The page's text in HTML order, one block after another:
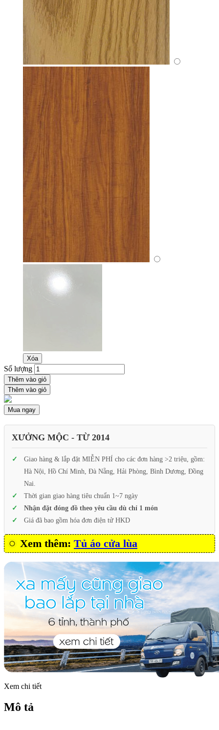
Xóa
Số lượng
Thêm vào giỏ
Thêm vào giỏ
Mua ngay
XƯỞNG MỘC - TỪ 2014
Giao hàng & lắp đặt MIỄN PHÍ cho các đơn hàng >2 triệu, gồm:
Hà Nội, Hồ Chí Minh, Đà Nẵng, Hải Phòng, Bình Dương, Đồng
Nai.
Thời gian giao hàng tiêu chuẩn 1~7 ngày
Nhận đặt đóng đồ theo yêu cầu dù chỉ 1 món
Giá đã bao gồm hóa đơn điện tử HKD
Xem thêm: Tủ áo cửa lùa
Xem chi tiết
Mô tả